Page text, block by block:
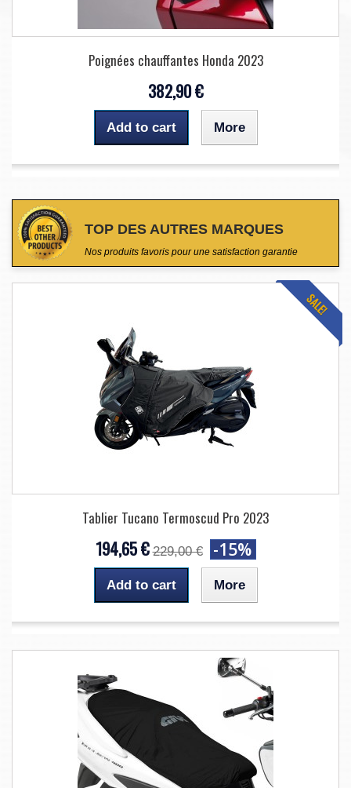
Poignées chauffantes Honda 2023
382,90 €
Add to cart More
TOP DES AUTRES MARQUES
Nos produits favoris pour une satisfaction garantie
SALE!
Tablier Tucano Termoscud Pro 2023
194,65 € 229,00 € -15%
Add to cart More